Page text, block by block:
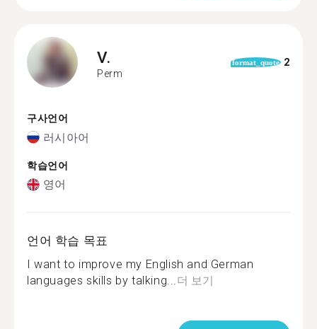
V.
Perm
format_quote 2
구사언어
러시아어
학습언어
영어
언어 학습 목표
I want to improve my English and German
languages skills by talking...더 보기